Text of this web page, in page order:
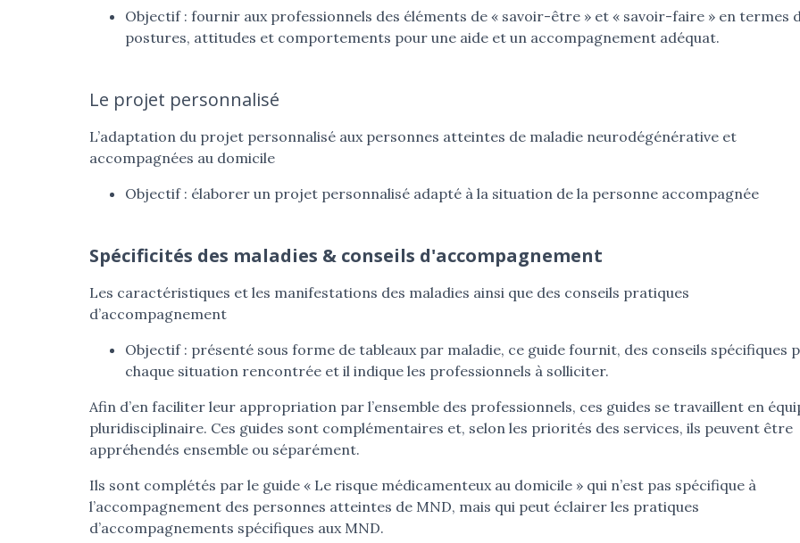
Objectif : fournir aux professionnels des éléments de « savoir-être » et « savoir-faire » en termes
postures, attitudes et comportements pour une aide et un accompagnement adéquat.
Le projet personnalisé
L’adaptation du projet personnalisé aux personnes atteintes de maladie neurodégénérative et
accompagnées au domicile
Objectif : élaborer un projet personnalisé adapté à la situation de la personne accompagnée
Spécificités des maladies & conseils d'accompagnement
Les caractéristiques et les manifestations des maladies ainsi que des conseils pratiques
d’accompagnement
Objectif : présenté sous forme de tableaux par maladie, ce guide fournit, des conseils spécifiques
chaque situation rencontrée et il indique les professionnels à solliciter.
Afin d’en faciliter leur appropriation par l’ensemble des professionnels, ces guides se travaillent en
pluridisciplinaire. Ces guides sont complémentaires et, selon les priorités des services, ils peuvent être
appréhendés ensemble ou séparément.
Ils sont complétés par le guide « Le risque médicamenteux au domicile » qui n’est pas spécifique à
l’accompagnement des personnes atteintes de MND, mais qui peut éclairer les pratiques
d’accompagnements spécifiques aux MND.